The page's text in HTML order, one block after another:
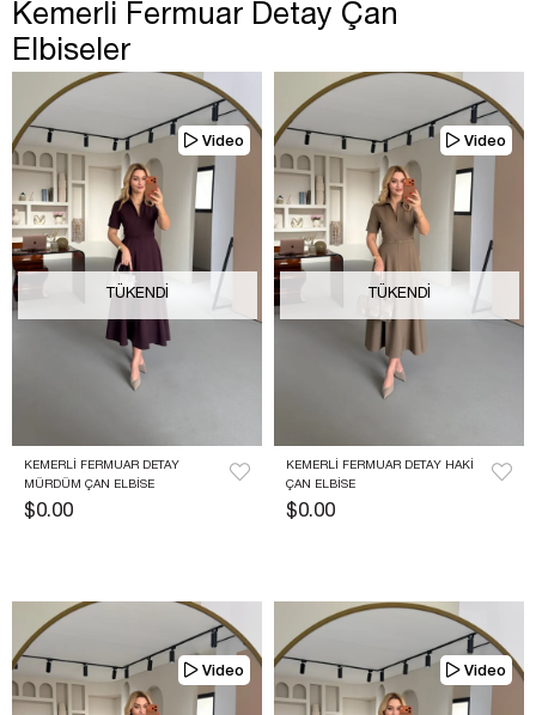
Kemerli Fermuar Detay Çan
Elbiseler
TÜKENDI
KEMERLI FERMUAR DETAY
MÜRDÜM ÇAN ELBISE
$0.00
Video
TÜKENDI
KEMERLI FERMUAR DETAY HAKI
ÇAN ELBISE
$0.00
Video
Video Video